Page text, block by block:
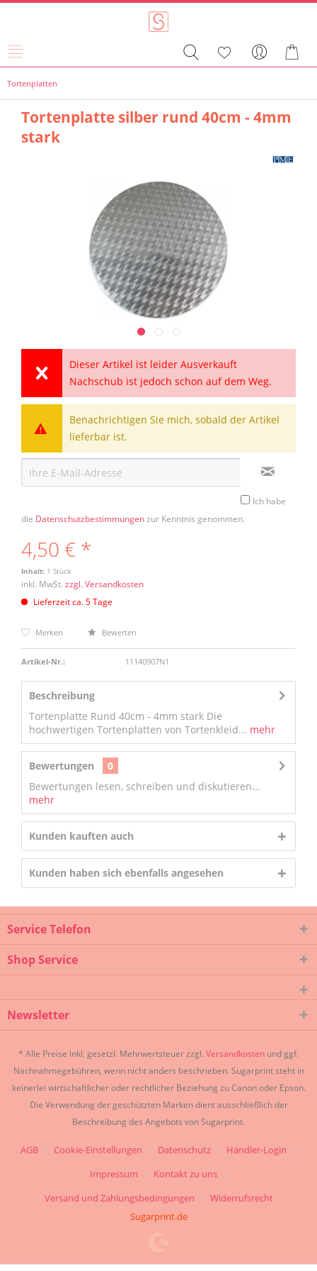
Tortenplatten
Tortenplatte silber rund 40cm - 4mm
stark
Dieser Artikel ist leider Ausverkauft
Nachschub ist jedoch schon auf dem Weg.
Benachrichtigen Sie mich, sobald der Artikel
lieferbar ist.
Ich habe
die Datenschutzbestimmungenzur Kenntnis genommen.
4,50 € *
Inhalt: 1 Stück
inkl. MwSt. zzgl. Versandkosten
Lieferzeit ca. 5 Tage
Merken Bewerten
Artikel-Nr.: 11140907N1
Beschreibung
Tortenplatte Rund 40cm - 4mm stark Die
hochwertigen Tortenplatten von Tortenkleid... mehr
Bewertungen
0
Bewertungen lesen, schreiben und diskutieren...
mehr
Kunden kauften auch
Kunden haben sich ebenfalls angesehen
Service Telefon
Shop Service
Newsletter
* Alle Preise inkl. gesetzl. Mehrwertsteuer zzgl. Versandkosten und ggf.
Nachnahmegebühren, wenn nicht anders beschrieben. Sugarprint steht in
keinerlei wirtschaftlicher oder rechtlicher Beziehung zu Canon oder Epson.
Die Verwendung der geschützten Marken dient ausschließlich der
Beschreibung des Angebots von Sugarprint.
AGB Cookie-Einstellungen Datenschutz
Händler-Login
Impressum
Kontakt zu uns
Versand und Zahlungsbedingungen
Widerrufsrecht
Sugarprint.de